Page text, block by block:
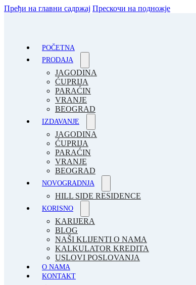
Пређи на главни садржај Прескочи на подножје
POČETNA
PRODAJA
JAGODINA
ĆUPRIJA
PARAĆIN
VRANJE
BEOGRAD
IZDAVANJE
JAGODINA
ĆUPRIJA
PARAĆIN
VRANJE
BEOGRAD
NOVOGRADNJA
HILL SIDE RESIDENCE
KORISNO
KARIJERA
BLOG
NAŠI KLIJENTI O NAMA
KALKULATOR KREDITA
USLOVI POSLOVANJA
O NAMA
KONTAKT